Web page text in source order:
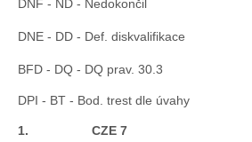
Ochrana osobních údajů
DNF - ND - Nedokončil
DNE - DD - Def. diskvalifikace
BFD - DQ - DQ prav. 30.3
DPI - BT - Bod. trest dle úvahy
1. CZE 7